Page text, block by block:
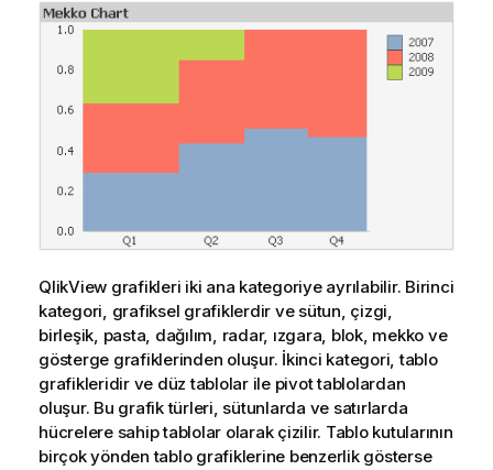
QlikView grafikleri iki ana kategoriye ayrılabilir. Birinci
kategori, grafiksel grafiklerdir ve sütun, çizgi,
birleşik, pasta, dağılım, radar, ızgara, blok, mekko ve
gösterge grafiklerinden oluşur. İkinci kategori, tablo
grafikleridir ve düz tablolar ile pivot tablolardan
oluşur. Bu grafik türleri, sütunlarda ve satırlarda
hücrelere sahip tablolar olarak çizilir. Tablo kutularının
birçok yönden tablo grafiklerine benzerlik gösterse